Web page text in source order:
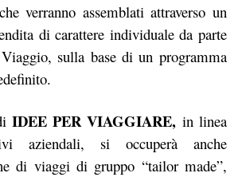
verranno assemblati attraverso un
di carattere individuale da parte
sulla base di un programma
IDEE PER VIAGGIARE, in linea
aziendali, si occuperà anche
di viaggi di gruppo “tailor made”,